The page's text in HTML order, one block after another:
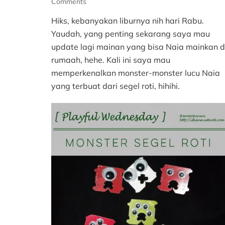
Segel
Roti
Hiks, kebanyakan liburnya nih hari Rabu.
Yaudah, yang penting sekarang saya mau
update lagi mainan yang bisa Naia mainkan
rumaah, hehe. Kali ini saya mau
memperkenalkan monster-monster lucu Naia
yang terbuat dari segel roti, hihihi.